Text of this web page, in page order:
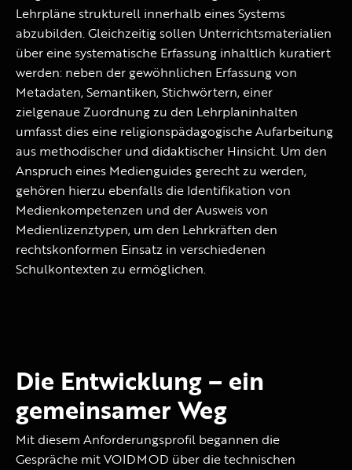
Lehrpläne strukturell innerhalb eines Systems
abzubilden. Gleichzeitig sollen Unterrichtsmaterialien
über eine systematische Erfassung inhaltlich kuratiert
werden: neben der gewöhnlichen Erfassung von
Metadaten, Semantiken, Stichwörtern, einer
zielgenaue Zuordnung zu den Lehrplaninhalten
umfasst dies eine religionspädagogische Aufarbeitung
aus methodischer und didaktischer Hinsicht. Um den
Anspruch eines Medienguides gerecht zu werden,
gehören hierzu ebenfalls die Identifikation von
Medienkompetenzen und der Ausweis von
Medienlizenztypen, um den Lehrkräften den
rechtskonformen Einsatz in verschiedenen
Schulkontexten zu ermöglichen.
Die Entwicklung – ein
gemeinsamer Weg
Mit diesem Anforderungsprofil begannen die
Gespräche mit VOIDMOD über die technischen